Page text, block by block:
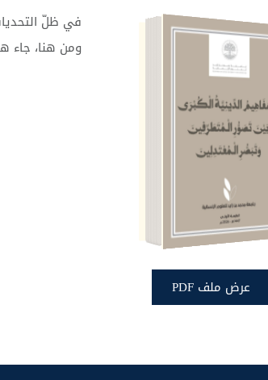
المفاهيم الدينية الكبرى
بين تصور المتطرفين
وتبصر المعتدلين
عرض ملف PDF
عرض ملف PDF
في ظلّ
ومن هنا، جاء